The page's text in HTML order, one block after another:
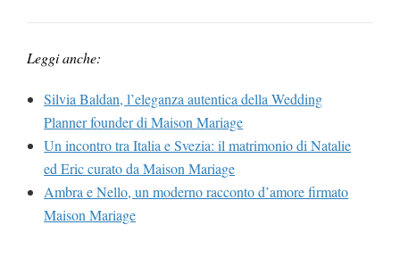
Leggi anche:
Silvia Baldan, l’eleganza autentica della Wedding
Planner founder di Maison Mariage
Un incontro tra Italia e Svezia: il matrimonio di Natalie
ed Eric curato da Maison Mariage
Ambra e Nello, un moderno racconto d’amore firmato
Maison Mariage